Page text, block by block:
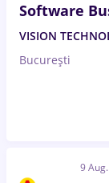
Software
VISION
București
9